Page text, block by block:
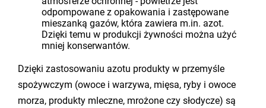
odpompowane z opakowania i zastępowane
mieszanką gazów, która zawiera m.in. azot.
Dzięki temu w produkcji żywności można użyć
mniej konserwantów.
Dzięki zastosowaniu azotu produkty w przemyśle
spożywczym (owoce i warzywa, mięsa, ryby i owoce
morza, produkty mleczne, mrożone czy słodycze) są